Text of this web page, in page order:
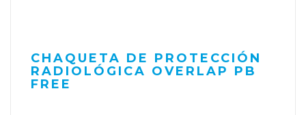
CHAQUETA DE PROTECCIÓN
RADIOLÓGICA OVERLAP PB
FREE